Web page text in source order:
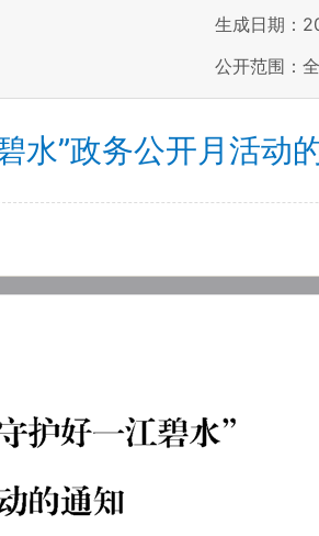
生成日期：
公开范围：
水”政务公开月活动